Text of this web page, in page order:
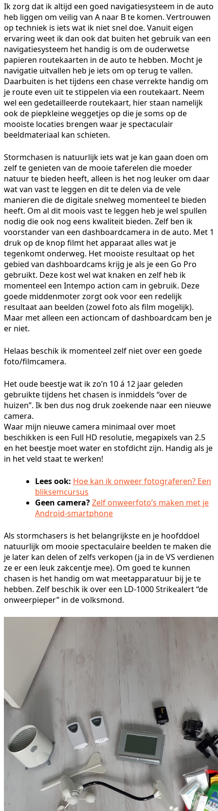
Ik zorg dat ik altijd een goed navigatiesysteem in de auto
heb liggen om veilig van A naar B te komen. Vertrouwen
op techniek is iets wat ik niet snel doe. Vanuit eigen
ervaring weet ik dan ook dat buiten het gebruik van een
navigatiesysteem het handig is om de ouderwetse
papieren routekaarten in de auto te hebben. Mocht je
navigatie uitvallen heb je iets om op terug te vallen.
Daarbuiten is het tijdens een chase verrekte handig om
je route even uit te stippelen via een routekaart. Neem
wel een gedetailleerde routekaart, hier staan namelijk
ook de piepkleine weggetjes op die je soms op de
mooiste locaties brengen waar je spectaculair
beeldmateriaal kan schieten.
Stormchasen is natuurlijk iets wat je kan gaan doen om
zelf te genieten van de mooie taferelen die moeder
natuur te bieden heeft, alleen is het nog leuker om daar
wat van vast te leggen en dit te delen via de vele
manieren die de digitale snelweg momenteel te bieden
heeft. Om al dit moois vast te leggen heb je wel spullen
nodig die ook nog eens kwaliteit bieden. Zelf ben ik
voorstander van een dashboardcamera in de auto. Met 1
druk op de knop filmt het apparaat alles wat je
tegenkomt onderweg. Het mooiste resultaat op het
gebied van dashboardcams krijg je als je een Go Pro
gebruikt. Deze kost wel wat knaken en zelf heb ik
momenteel een Intempo action cam in gebruik. Deze
goede middenmoter zorgt ook voor een redelijk
resultaat aan beelden (zowel foto als film mogelijk).
Maar met alleen een actioncam of dashboardcam ben je
er niet.
Helaas beschik ik momenteel zelf niet over een goede
foto/filmcamera.
Het oude beestje wat ik zo’n 10 á 12 jaar geleden
gebruikte tijdens het chasen is inmiddels “over de
huizen”. Ik ben dus nog druk zoekende naar een nieuwe
camera.
Waar mijn nieuwe camera minimaal over moet
beschikken is een Full HD resolutie, megapixels van 2.5
en het beestje moet water en stofdicht zijn. Handig als je
in het veld staat te werken!
Lees ook: Hoe kan ik onweer fotograferen? Een
bliksemcursus
Geen camera?Zelf onweerfoto’s maken met je
Android-smartphone
Als stormchasers is het belangrijkste en je hoofddoel
natuurlijk om mooie spectaculaire beelden te maken die
je later kan delen of zelfs verkopen (ja in de VS verdienen
ze er een leuk zakcentje mee). Om goed te kunnen
chasen is het handig om wat meetapparatuur bij je te
hebben. Zelf beschik ik over een LD-1000 Strikealert “de
onweerpieper” in de volksmond.